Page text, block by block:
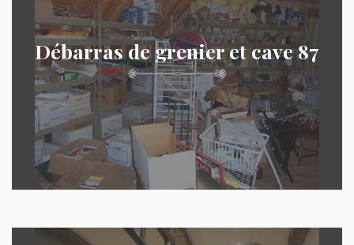
Débarras de grenier et cave 87